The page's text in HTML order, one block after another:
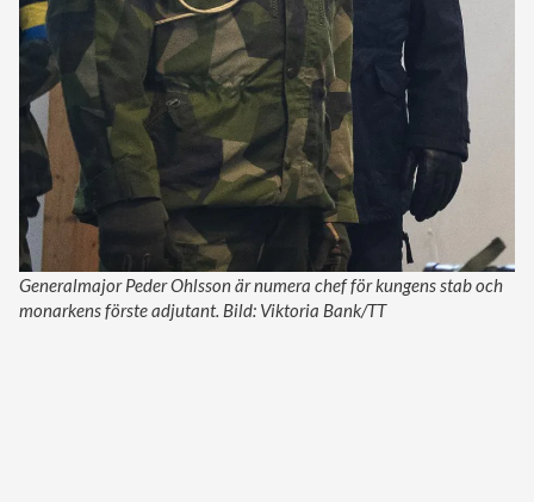
Generalmajor Peder Ohlsson är numera chef för kungens stab och
monarkens förste adjutant. Bild: Viktoria Bank/TT